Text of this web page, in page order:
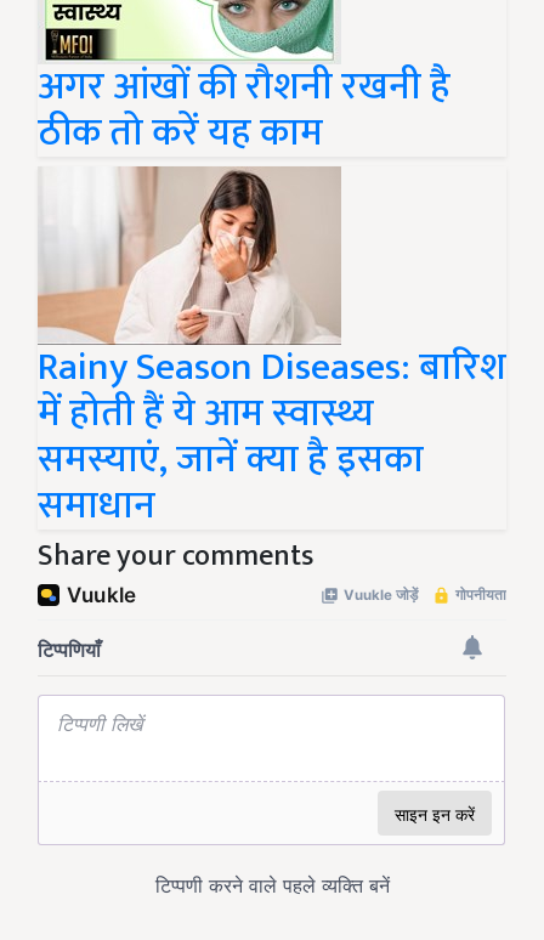
अगर आंखों की रौशनी रखनी है
ठीक तो करें यह काम
Rainy Season Diseases: बारिश
में होती हैं ये आम स्वास्थ्य
समस्याएं, जानें क्या है इसका
समाधान
Share your comments